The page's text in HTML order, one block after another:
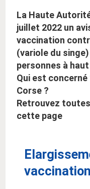
La Haute
juillet 2022 un
vaccination
(variole du
personnes à
Qui est concerné
Corse ?
Retrouvez
cette page